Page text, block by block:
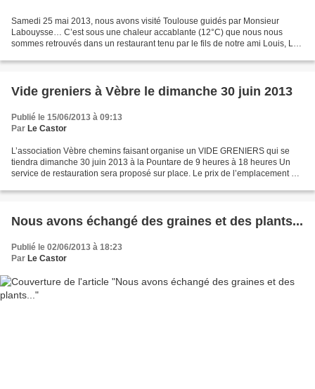
Samedi 25 mai 2013, nous avons visité Toulouse guidés par Monsieur
Labouysse… C’est sous une chaleur accablante (12°C) que nous nous
sommes retrouvés dans un restaurant tenu par le fils de notre ami Louis, Le
Vide greniers à Vèbre le dimanche 30 juin 2013
Publié le 15/06/2013 à 09:13
Par Le Castor
L’association Vèbre chemins faisant organise un VIDE GRENIERS qui se
tiendra dimanche 30 juin 2013 à la Pountare de 9 heures à 18 heures Un
service de restauration sera proposé sur place. Le prix de l’emplacement est
Nous avons échangé des graines et des plants...
Publié le 02/06/2013 à 18:23
Par Le Castor